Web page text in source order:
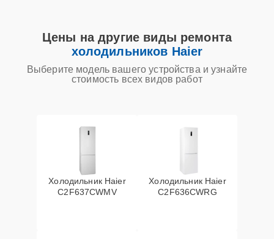
Цены на другие виды ремонта
холодильников Haier
Выберите модель вашего устройства и узнайте
стоимость всех видов работ
Холодильник Haier
C2F637CWMV
Холодильник Haier
C2F636CWRG